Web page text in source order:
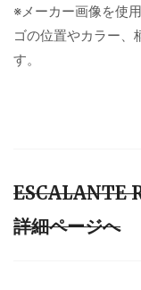
※メーカー画像を使
ゴの位置やカラー、
す。
ESCALANTE
詳細ページへ